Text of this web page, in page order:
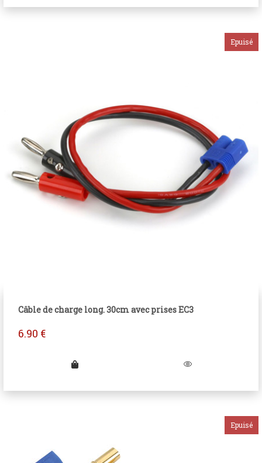
Câble de charge long. 30cm avec prises EC3
6.90 €